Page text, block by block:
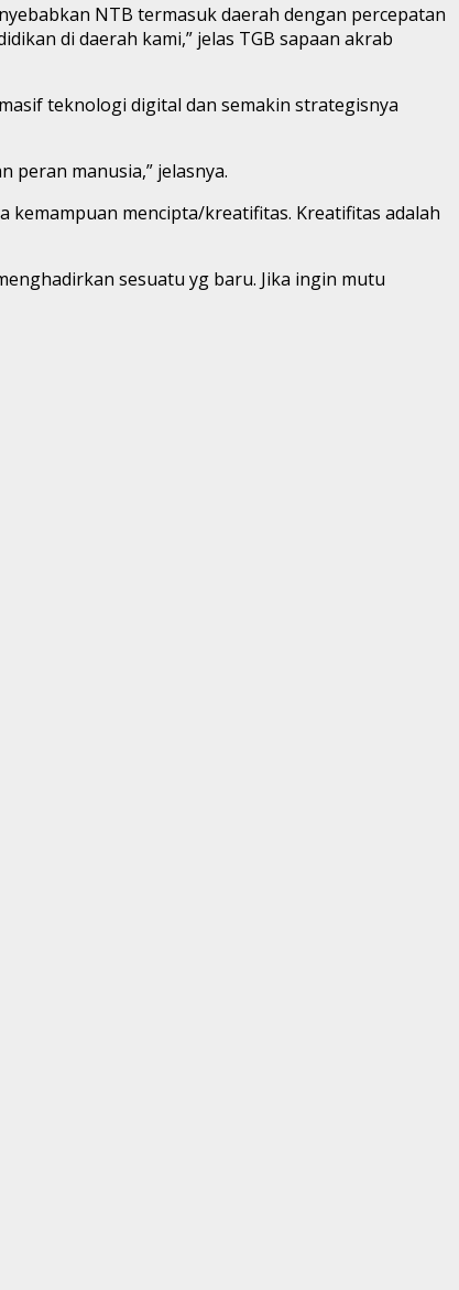
NTB termasuk daerah dengan percepatan
di daerah kami,” jelas TGB sapaan akrab
teknologi digital dan semakin strategisnya
peran manusia,” jelasnya.
kemampuan mencipta/kreatifitas. Kreatifitas adalah
sesuatu yg baru. Jika ingin mutu